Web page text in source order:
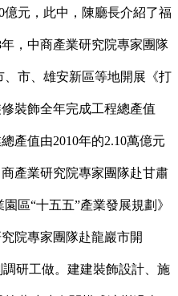
億元，此中，陳廳長介紹了福
，中商產業研究院專家團隊
市、雄安新區等地開展《打
裝飾全年完成工程總產值
產值由2010年的2.10萬億元
產業研究院專家團隊赴甘肅
區“十五五”產業發展規劃》
院專家團隊赴龍巖市開
研工做。建建裝飾設計、施